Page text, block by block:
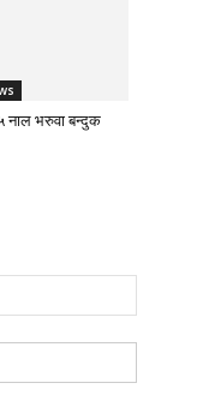
नाल भरुवा बन्दुक